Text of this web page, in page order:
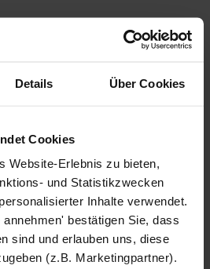
Details Über Cookies
Cookies
Website-Erlebnis zu bieten,
und Statistikzwecken
Inhalte verwendet.
bestätigen Sie, dass
sind und erlauben uns, diese
(z.B. Marketingpartner).